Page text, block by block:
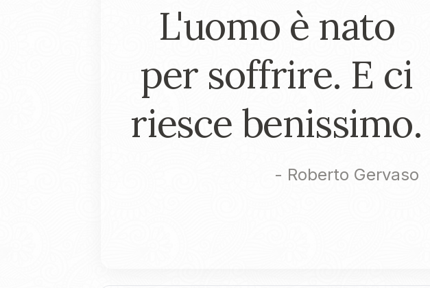
L'uomo è nato
per soffrire. E ci
riesce benissimo.
- Roberto Gervaso